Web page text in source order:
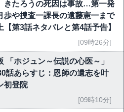
きたろうの死因は事故…第一発
歩や捜査一課長の遠藤憲一まで
【第3話ネタバレと第4話予告】
[09時26分]
「ホジュン～伝説の心医～」
話あらすじ：恩師の遺志を叶
初登院
[09時10分]